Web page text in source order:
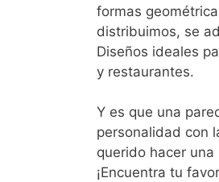
formas
distribuimos, se
Diseños ideales
y restaurantes.
Y es que una
personalidad con
querido hacer
¡Encuentra tu